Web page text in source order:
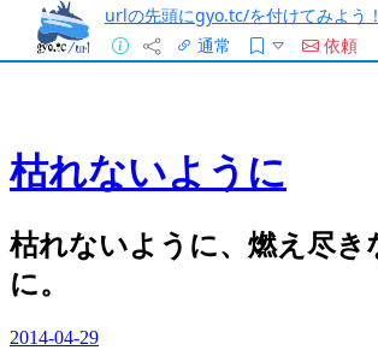
urlの先頭にgyo.tc/を付けてみよう！
通常
依頼